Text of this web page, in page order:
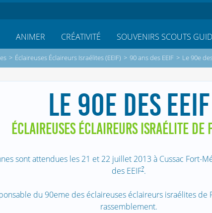
ANIMER CRÉATIVITÉ SOUVENIRS SCOUTS
> Éclaireuses Éclaireurs Israélites (EEIF) > 90 ans des EEIF > Le 90e
LE 90E DES EEIF
ÉCLAIREUSES ÉCLAIREURS ISRAÉLITE DE
sont attendues les 21 et 22 juillet 2013 à Cussac Fort-
des EEIF?.
du 90eme des éclaireuses éclaireurs israélites de
rassemblement.